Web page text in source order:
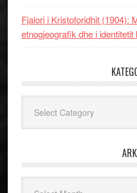
Fjalori i Kristoforidhit (1904):
etnogjeografik dhe i